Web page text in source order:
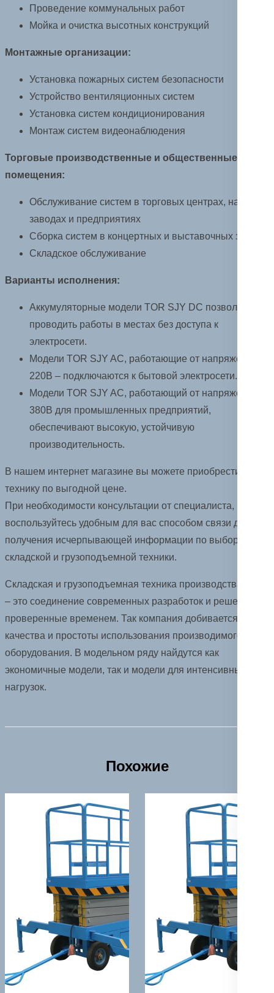
Проведение коммунальных работ
Мойка и очистка высотных конструкций
Монтажные организации:
Установка пожарных систем безопасности
Устройство вентиляционных систем
Установка систем кондиционирования
Монтаж систем видеонаблюдения
Торговые производственные и общественные
помещения:
Обслуживание систем в торговых центрах, на
заводах и предприятиях
Сборка систем в концертных и выставочных залах
Складское обслуживание
Варианты исполнения:
Аккумуляторные модели TOR SJY DC позволят
проводить работы в местах без доступа к
электросети.
Модели TOR SJY AC, работающие от напряжения
220В – подключаются к бытовой электросети.
Модели TOR SJY AC, работающий от напряжения
380В для промышленных предприятий,
обеспечивают высокую, устойчивую
производительность.
В нашем интернет магазине вы можете приобрести
технику по выгодной цене.
При необходимости консультации от специалиста,
воспользуйтесь удобным для вас способом связи для
получения исчерпывающей информации по выбору
складской и грузоподъемной техники.
Складская и грузоподъемная техника производства TOR
– это соединение современных разработок и решений,
проверенные временем. Так компания добивается
качества и простоты использования производимого
оборудования. В модельном ряду найдутся как
экономичные модели, так и модели для интенсивных
нагрузок.
Похожие